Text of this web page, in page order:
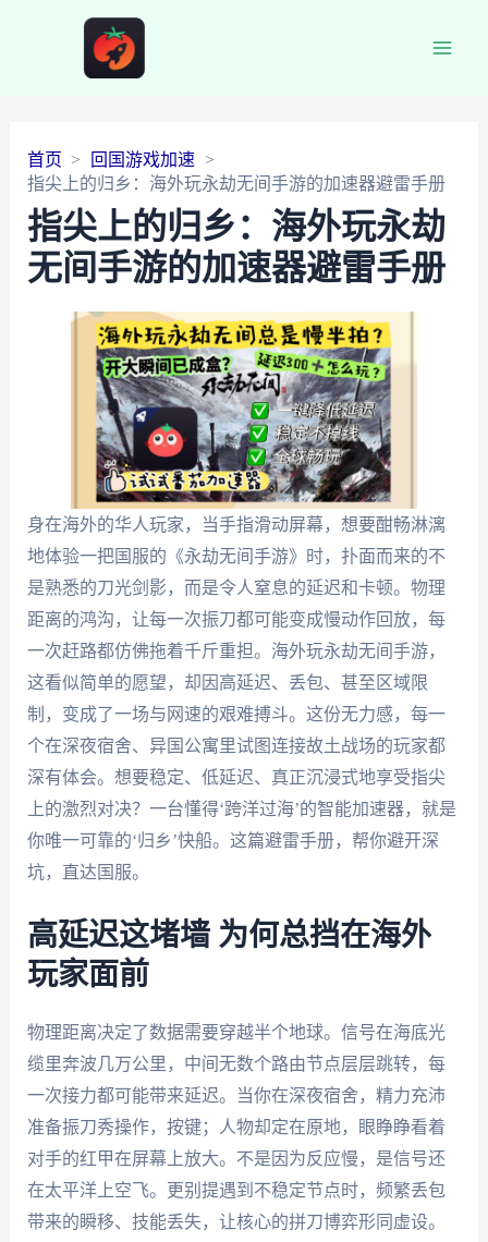
首页
回国游戏加速
指尖上的归乡：海外玩永劫无间手游的加速器避雷手册
指尖上的归乡：海外玩永劫
无间手游的加速器避雷手册
身在海外的华人玩家，当手指滑动屏幕，想要酣畅淋漓
地体验一把国服的《永劫无间手游》时，扑面而来的不
是熟悉的刀光剑影，而是令人窒息的延迟和卡顿。物理
距离的鸿沟，让每一次振刀都可能变成慢动作回放，每
一次赶路都仿佛拖着千斤重担。海外玩永劫无间手游，
这看似简单的愿望，却因高延迟、丢包、甚至区域限
制，变成了一场与网速的艰难搏斗。这份无力感，每一
个在深夜宿舍、异国公寓里试图连接故土战场的玩家都
深有体会。想要稳定、低延迟、真正沉浸式地享受指尖
上的激烈对决？一台懂得‘跨洋过海’的智能加速器，就是
你唯一可靠的‘归乡’快船。这篇避雷手册，帮你避开深
坑，直达国服。
高延迟这堵墙 为何总挡在海外
玩家面前
物理距离决定了数据需要穿越半个地球。信号在海底光
缆里奔波几万公里，中间无数个路由节点层层跳转，每
一次接力都可能带来延迟。当你在深夜宿舍，精力充沛
准备振刀秀操作，按键；人物却定在原地，眼睁睁看着
对手的红甲在屏幕上放大。不是因为反应慢，是信号还
在太平洋上空飞。更别提遇到不稳定节点时，频繁丢包
带来的瞬移、技能丢失，让核心的拼刀博弈形同虚设。